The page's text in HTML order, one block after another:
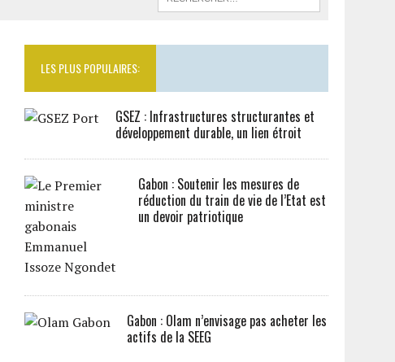
LES PLUS POPULAIRES:
GSEZ : Infrastructures structurantes et
développement durable, un lien étroit
Gabon : Soutenir les mesures de
réduction du train de vie de l’Etat est
un devoir patriotique
Gabon : Olam n’envisage pas acheter les
actifs de la SEEG